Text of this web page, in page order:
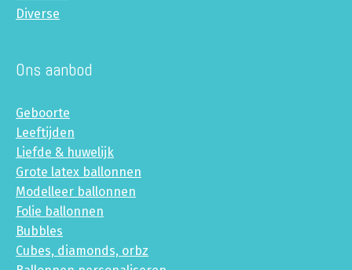
Diverse
Ons aanbod
Geboorte
Leeftijden
Liefde & huwelijk
Grote latex ballonnen
Modelleer ballonnen
Folie ballonnen
Bubbles
Cubes, diamonds, orbz